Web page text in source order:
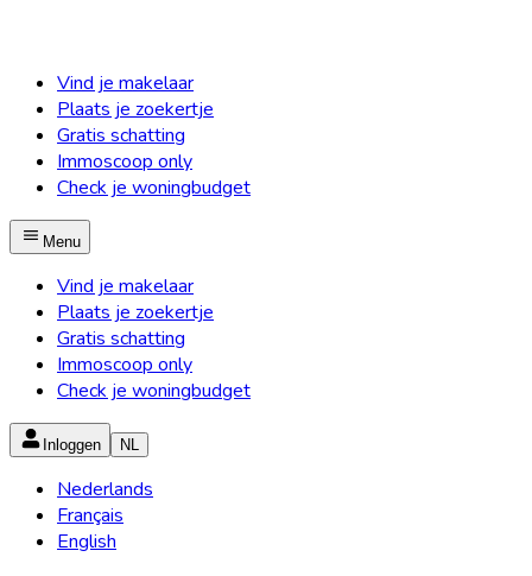
Vind je makelaar
Plaats je zoekertje
Gratis schatting
Immoscoop only
Check je woningbudget
Menu
Vind je makelaar
Plaats je zoekertje
Gratis schatting
Immoscoop only
Check je woningbudget
Inloggen NL
Nederlands
Français
English